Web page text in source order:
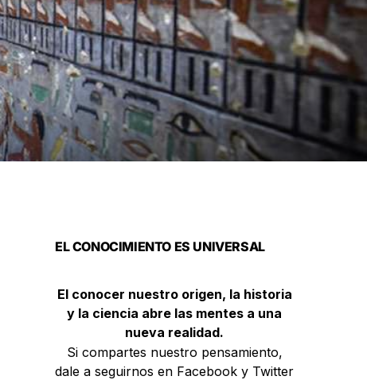
EL CONOCIMIENTO ES UNIVERSAL
El conocer nuestro origen, la historia
y la ciencia abre las mentes a una
nueva realidad.
Si compartes nuestro pensamiento,
dale a seguirnos en Facebook y Twitter